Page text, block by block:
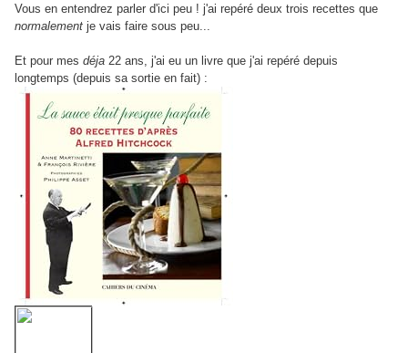
Vous en entendrez parler d'ici peu ! j'ai repéré deux trois recettes que
normalement je vais faire sous peu...
Et pour mes déja 22 ans, j'ai eu un livre que j'ai repéré depuis
longtemps (depuis sa sortie en fait) :